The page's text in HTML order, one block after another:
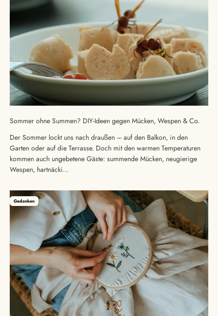
Sommer ohne Summen? DIY-Ideen gegen Mücken, Wespen & Co.
Der Sommer lockt uns nach draußen – auf den Balkon, in den
Garten oder auf die Terrasse. Doch mit den warmen Temperaturen
kommen auch ungebetene Gäste: summende Mücken, neugierige
Wespen, hartnäcki...
Gedanken